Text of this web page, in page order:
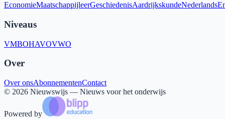
EconomieMaatschappijleerGeschiedenisAardrijkskundeNederlands
Niveaus
VMBOHAVOVWO
Over
Over onsAbonnementenContact
© 2026 Nieuwswijs — Nieuws voor het onderwijs
Powered by